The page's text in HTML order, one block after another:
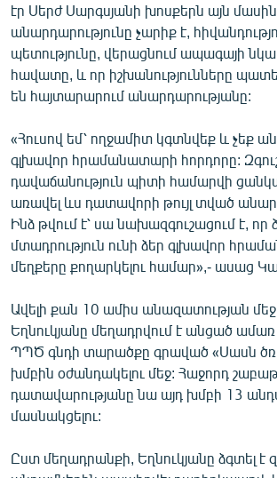
էր Սերժ Սարգսյանի խոսքերն այն
անարդարությունը չարիք է,
պետությունը, վերացնում ապագայի
հավատը, և որ իշխանությունները
են հայտարարում անարդարությանը:
«Հուսով եմ՝ ողջամիտ կգտնվեք և չեք
գլխավոր հրամանատարի հորդորը:
դավաճանություն պիտի համարվի
առավել ևս դատավորի թույլ տված
Ինձ թվում է՝ սա նախազգուշացում է, որ
մտադրություն ունի ձեր գլխավոր
մեղքերը քողարկելու համար»,- ասաց
Ավելի քան 10 ամիս անազատության
Եղնուկյանը մեղադրվում է անցած
ՊՊԾ գնդի տարածքը գրաված «Սասն
խմբին օժանդակելու մեջ: Հաջորդ
դատավարությանը նա այդ խմբի 13
մասնակցելու:
Ըստ մեղադրանքի, Եղնուկյանը ձգտել է